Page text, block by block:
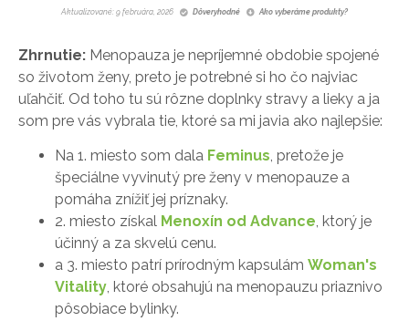
Aktualizované: 9 februára, 2026 Dôveryhodné Ako vyberáme produkty?
Zhrnutie: Menopauza je nepríjemné obdobie spojené
so životom ženy, preto je potrebné si ho čo najviac
uľahčiť. Od toho tu sú rôzne doplnky stravy a lieky a ja
som pre vás vybrala tie, ktoré sa mi javia ako najlepšie:
Na 1. miesto som dala Feminus, pretože je
špeciálne vyvinutý pre ženy v menopauze a
pomáha znížiť jej príznaky.
2. miesto získal Menoxín od Advance, ktorý je
účinný a za skvelú cenu.
a 3. miesto patrí prírodným kapsulám Woman's
Vitality, ktoré obsahujú na menopauzu priaznivo
pôsobiace bylinky.